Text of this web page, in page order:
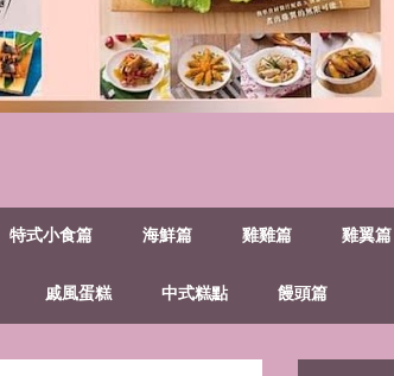
特式小食篇 海鮮篇 雞雞篇 雞翼篇
戚風蛋糕 中式糕點 饅頭篇